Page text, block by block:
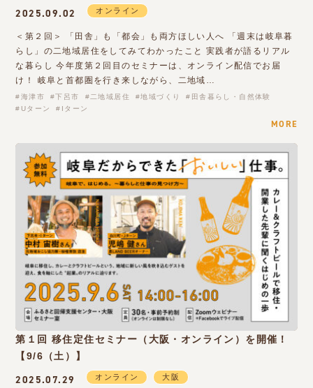
2025.09.02 オンライン
＜第２回＞ 「田舎」も「都会」も両方ほしい人へ 「週末は岐阜暮
らし」の二地域居住をしてみてわかったこと 実践者が語るリアル
な暮らし 今年度第２回目のセミナーは、オンライン配信でお届
け！ 岐阜と首都圏を行き来しながら、二地域…
海津市 下呂市 二地域居住 地域づくり
田舎暮らし・自然体験
Uターン
Iターン
MORE
第１回 移住定住セミナー（大阪・オンライン）を開催！
【9/6（土）】
2025.07.29 オンライン 大阪